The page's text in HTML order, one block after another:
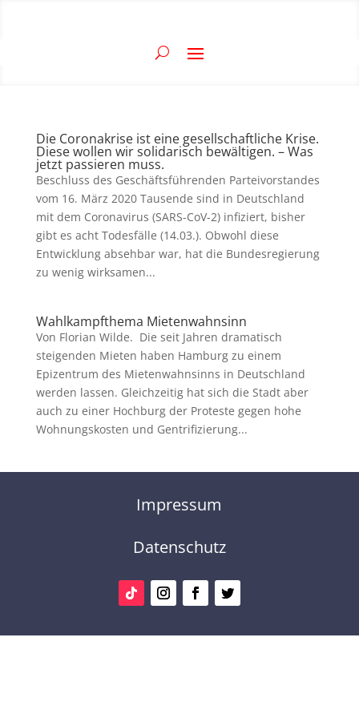
Die Coronakrise ist eine gesellschaftliche Krise.
Diese wollen wir solidarisch bewältigen. – Was
jetzt passieren muss.
Beschluss des Geschäftsführenden Parteivorstandes
vom 16. März 2020 Tausende sind in Deutschland
mit dem Coronavirus (SARS-CoV-2) infiziert, bisher
gibt es acht Todesfälle (14.03.). Obwohl diese
Entwicklung absehbar war, hat die Bundesregierung
zu wenig wirksamen...
Wahlkampfthema Mietenwahnsinn
Von Florian Wilde. Die seit Jahren dramatisch
steigenden Mieten haben Hamburg zu einem
Epizentrum des Mietenwahnsinns in Deutschland
werden lassen. Gleichzeitig hat sich die Stadt aber
auch zu einer Hochburg der Proteste gegen hohe
Wohnungskosten und Gentrifizierung...
Impressum
Datenschutz